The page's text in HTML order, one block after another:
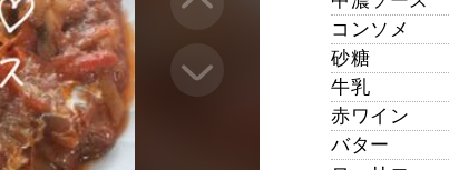
コンソメ
砂糖
牛乳
赤ワイン
バター